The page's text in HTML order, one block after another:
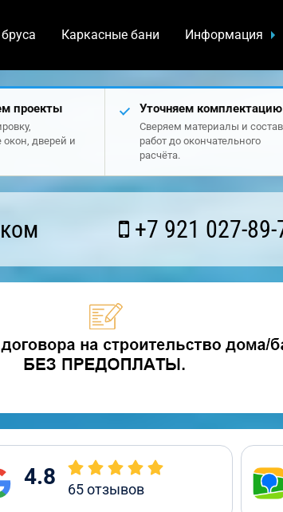
Каркасные бани Информация
проекты
дверей и
Уточняем комплектацию
Сверяем материалы и состав
работ до окончательного
расчёта.
+7 921 027-89-
4.8 65отзывов